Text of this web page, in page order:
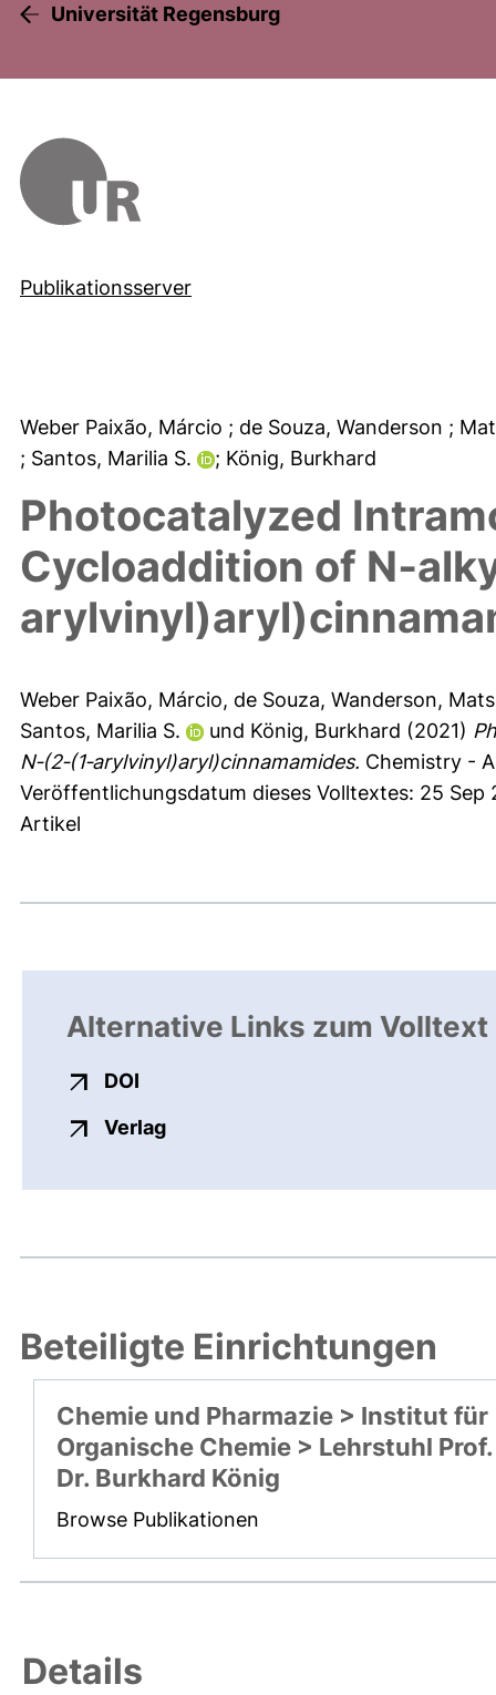
Universität Regensburg
Publikationsserver
Weber Paixão, Márcio ; de Souza, Wanderson ;
; Santos, Marilia S.
; König, Burkhard
Photocatalyzed
Cycloaddition of
Weber Paixão, Márcio, de Souza, Wanderson,
Santos, Marilia S.
und König, Burkhard (2021)
N‐(2‐(1‐arylvinyl)aryl)cinnamamides. Chemistry -
Veröffentlichungsdatum dieses Volltextes: 25 Sep
Artikel
Alternative Links zum Volltext
DOI
Verlagexterner Link, öffnet neues
Beteiligte Einrichtungen
Chemie und Pharmazie > Institut für
Organische Chemie > Lehrstuhl Prof.
Dr. Burkhard König
Browse Publikationen
Details